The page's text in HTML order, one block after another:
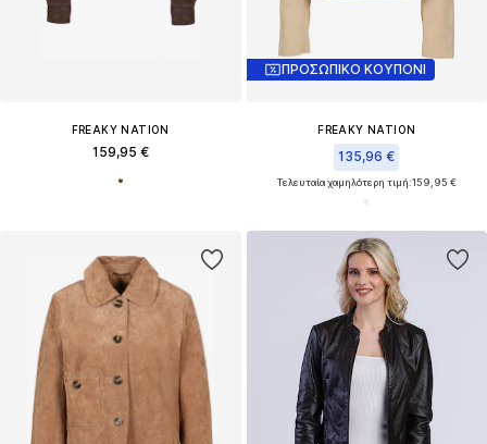
FREAKY NATION
159,95 €
ΠΡΟΣΩΠΙΚΟ ΚΟΥΠΟΝΙ
FREAKY NATION
135,96 €
Τελευταία χαμηλότερη τιμή:159,95 €